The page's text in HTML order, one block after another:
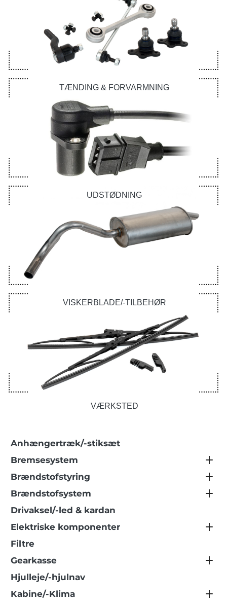
TÆNDING & FORVARMNING
UDSTØDNING
VISKERBLADE/-TILBEHØR
VÆRKSTED
Anhængertræk/-stiksæt
Bremsesystem
Brændstofstyring
Brændstofsystem
Drivaksel/-led & kardan
Elektriske komponenter
Filtre
Gearkasse
Hjulleje/-hjulnav
Kabine/-Klima